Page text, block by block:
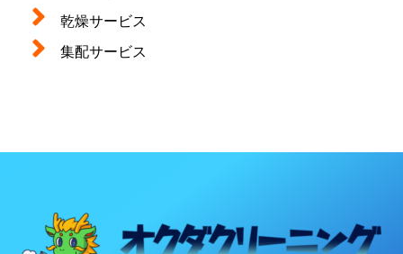
乾燥サービス
集配サービス